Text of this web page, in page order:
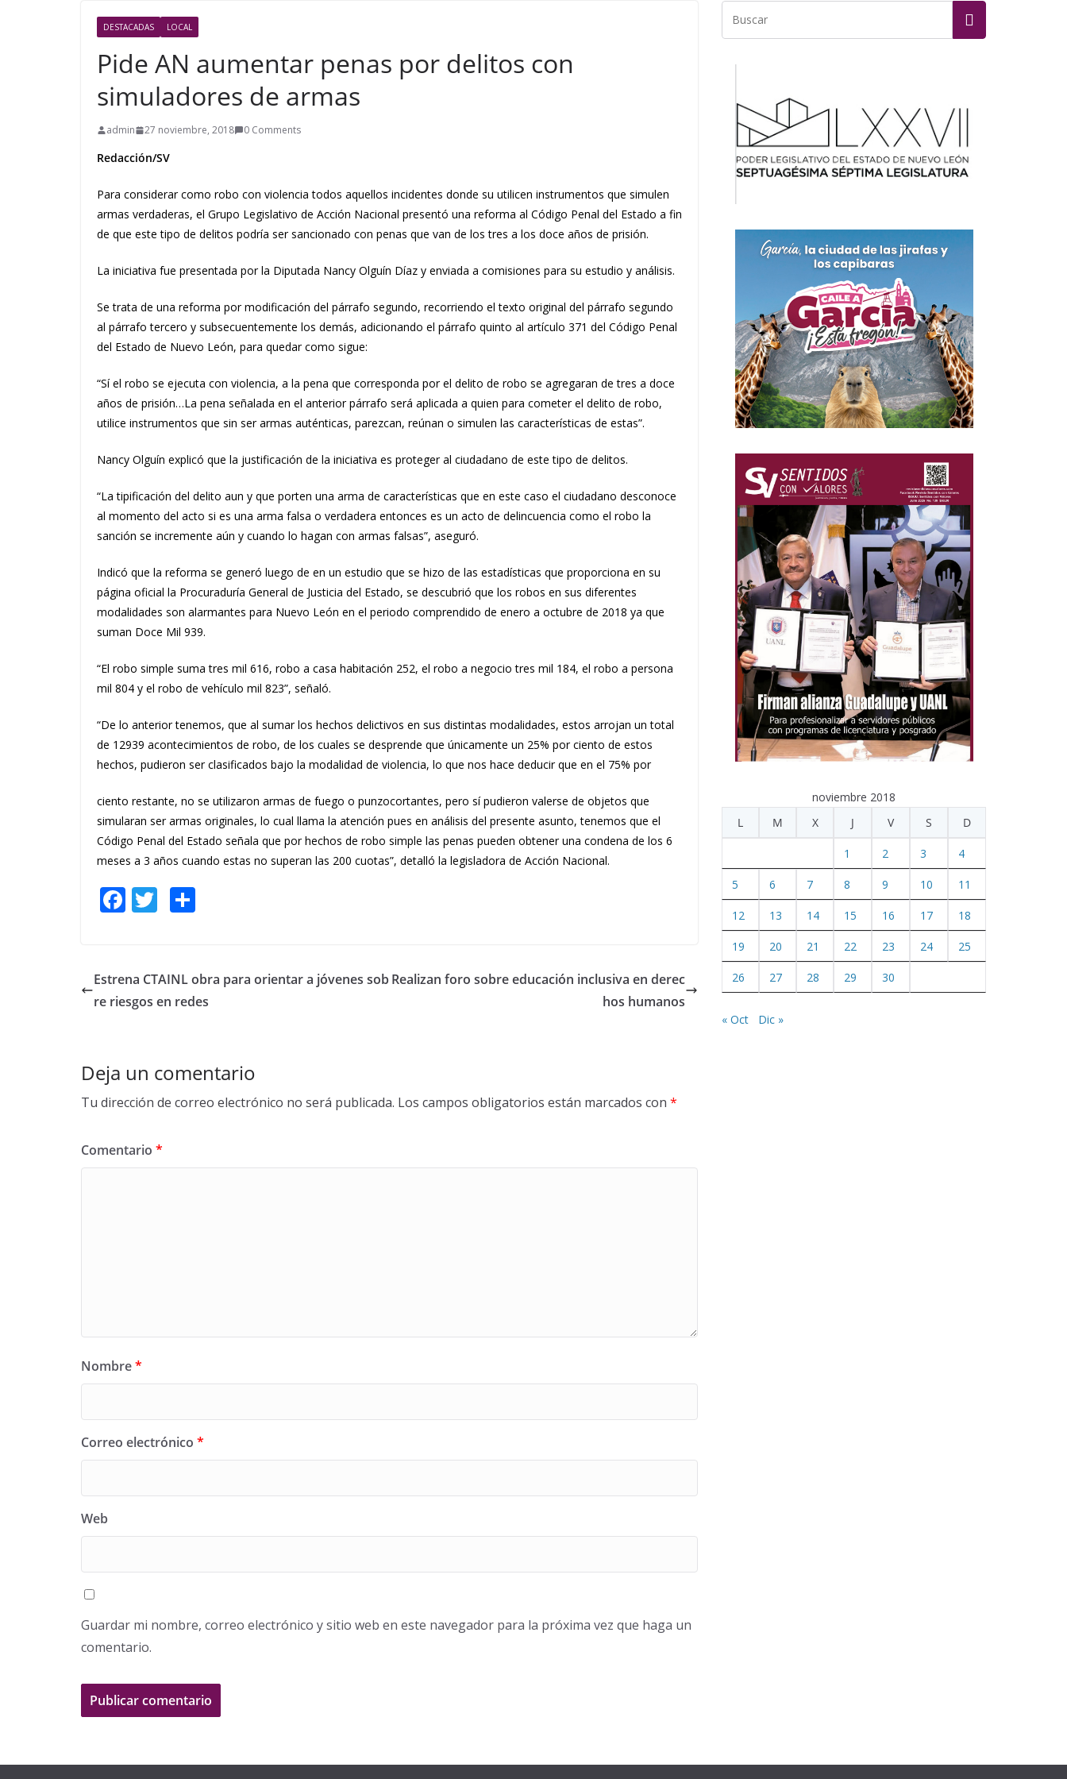
DESTACADAS LOCAL
Pide AN aumentar penas por delitos con
simuladores de armas
admin 27 noviembre, 2018 0 Comments
Redacción/SV
Para considerar como robo con violencia todos aquellos incidentes donde su utilicen instrumentos que simulen
armas verdaderas, el Grupo Legislativo de Acción Nacional presentó una reforma al Código Penal del Estado a fin
de que este tipo de delitos podría ser sancionado con penas que van de los tres a los doce años de prisión.
La iniciativa fue presentada por la Diputada Nancy Olguín Díaz y enviada a comisiones para su estudio y análisis.
Se trata de una reforma por modificación del párrafo segundo, recorriendo el texto original del párrafo segundo
al párrafo tercero y subsecuentemente los demás, adicionando el párrafo quinto al artículo 371 del Código Penal
del Estado de Nuevo León, para quedar como sigue:
“Sí el robo se ejecuta con violencia, a la pena que corresponda por el delito de robo se agregaran de tres a doce
años de prisión…La pena señalada en el anterior párrafo será aplicada a quien para cometer el delito de robo,
utilice instrumentos que sin ser armas auténticas, parezcan, reúnan o simulen las características de estas”.
Nancy Olguín explicó que la justificación de la iniciativa es proteger al ciudadano de este tipo de delitos.
“La tipificación del delito aun y que porten una arma de características que en este caso el ciudadano desconoce
al momento del acto si es una arma falsa o verdadera entonces es un acto de delincuencia como el robo la
sanción se incremente aún y cuando lo hagan con armas falsas”, aseguró.
Indicó que la reforma se generó luego de en un estudio que se hizo de las estadísticas que proporciona en su
página oficial la Procuraduría General de Justicia del Estado, se descubrió que los robos en sus diferentes
modalidades son alarmantes para Nuevo León en el periodo comprendido de enero a octubre de 2018 ya que
suman Doce Mil 939.
“El robo simple suma tres mil 616, robo a casa habitación 252, el robo a negocio tres mil 184, el robo a persona
mil 804 y el robo de vehículo mil 823”, señaló.
“De lo anterior tenemos, que al sumar los hechos delictivos en sus distintas modalidades, estos arrojan un total
de 12939 acontecimientos de robo, de los cuales se desprende que únicamente un 25% por ciento de estos
hechos, pudieron ser clasificados bajo la modalidad de violencia, lo que nos hace deducir que en el 75% por
ciento restante, no se utilizaron armas de fuego o punzocortantes, pero sí pudieron valerse de objetos que
simularan ser armas originales, lo cual llama la atención pues en análisis del presente asunto, tenemos que el
Código Penal del Estado señala que por hechos de robo simple las penas pueden obtener una condena de los 6
meses a 3 años cuando estas no superan las 200 cuotas”, detalló la legisladora de Acción Nacional.
F
b
o
T
er e
Estrena CTAINL obra para orientar a jóvenes sob
re riesgos en redes
Realizan foro sobre educación inclusiva en derec
hos humanos
Deja un comentario
Tu dirección de correo electrónico no será publicada. Los campos obligatorios están marcados con *
Comentario *
Nombre*
Correo electrónico *
Web
Guardar mi nombre, correo electrónico y sitio web en este navegador para la próxima vez que haga un
comentario.
noviembre 2018
L
M X J V S D
1 2 3 4
5 6 7 8 9 10 11
12 13 14 15 16 17 18
19 20 21 22 23 24 25
26 27 28 29 30
« Oct Dic »